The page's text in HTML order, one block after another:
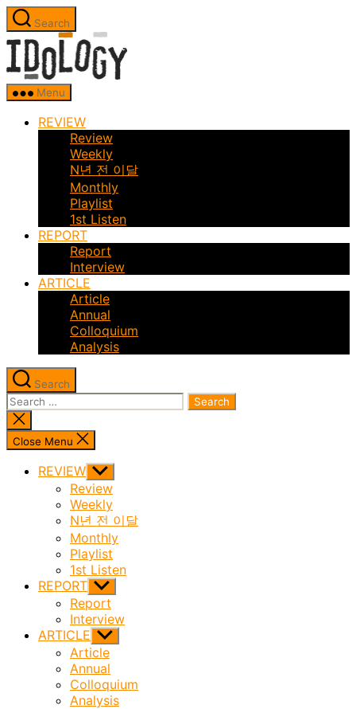
Skip
to
the
content
Search
Menu
REVIEW
Review
Weekly
N년 전 이달
Monthly
Playlist
1st Listen
REPORT
Report
Interview
ARTICLE
Article
Annual
Colloquium
Analysis
Search
Search
for:
Close
search
Close Menu
REVIEW Show
sub
menu
Review
Weekly
N년 전 이달
Monthly
Playlist
1st Listen
REPORT Show
sub
menu
Report
Interview
ARTICLE Show
sub
menu
Article
Annual
Colloquium
Analysis